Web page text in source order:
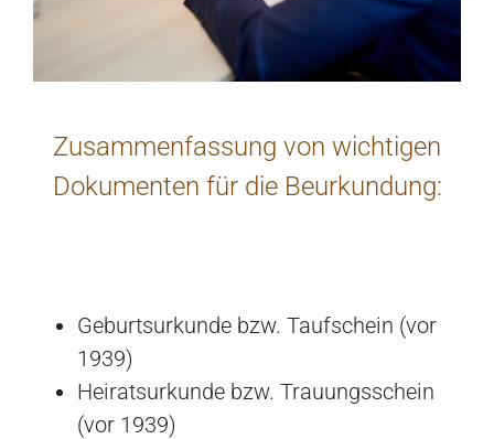
Zusammenfassung von wichtigen
Dokumenten für die Beurkundung:
Geburtsurkunde bzw. Taufschein (vor
1939)
Heiratsurkunde bzw. Trauungsschein
(vor 1939)